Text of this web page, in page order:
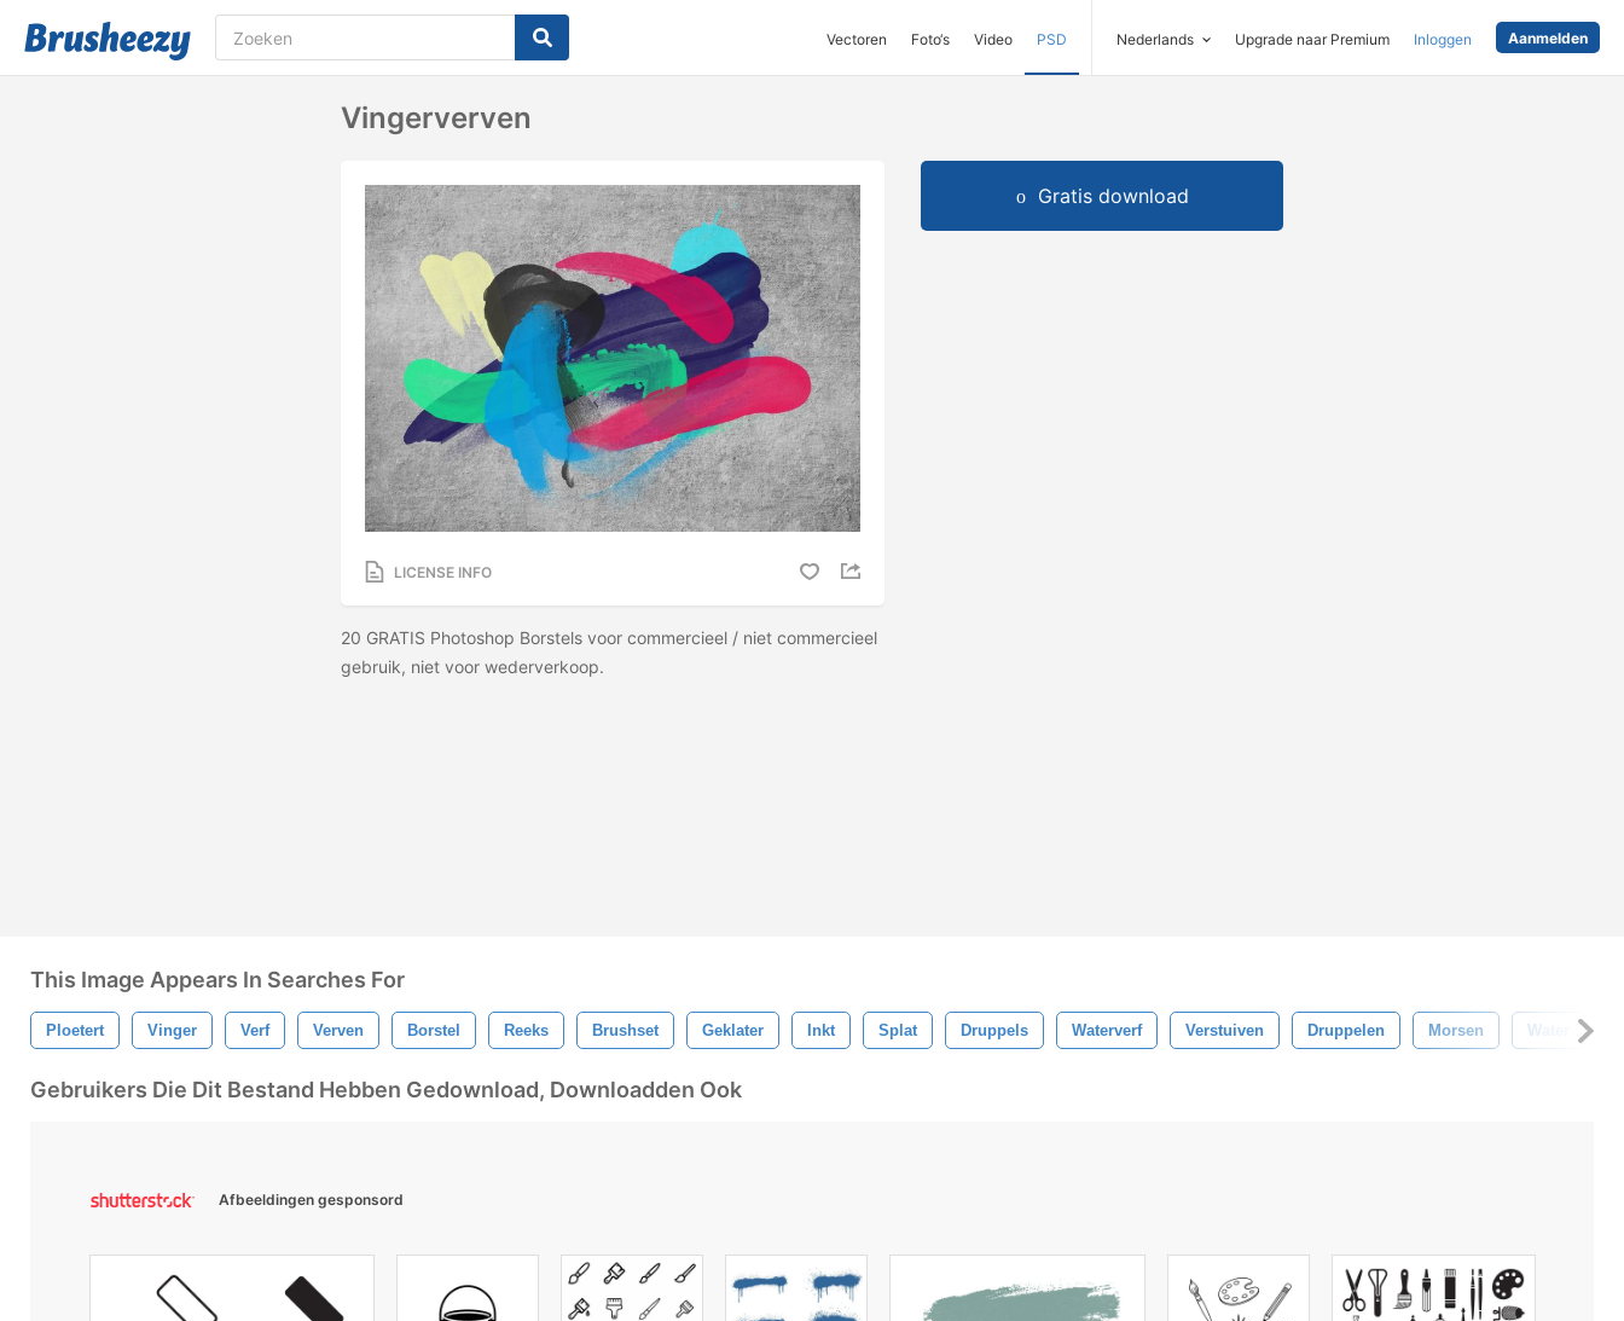
Vectoren Foto‘s Video PSD Nederlands Upgrade naar Premium Inloggen Aanmelden
Vingerverven
LICENSE INFO
20 GRATIS Photoshop Borstels voor commercieel / niet commercieel
gebruik, niet voor wederverkoop.
Gratis download
This Image Appears In Searches For
Ploetert Vinger Verf Verven Borstel Reeks Brushset Geklater Inkt Splat Druppels Waterverf Verstuiven Druppelen Morsen Water
Gebruikers Die Dit Bestand Hebben Gedownload, Downloadden Ook
Afbeeldingen gesponsord